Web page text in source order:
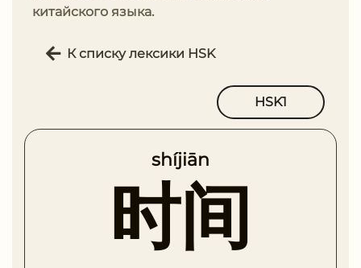
китайского языка.
К списку лексики HSK
HSK1
shíjiān
时间